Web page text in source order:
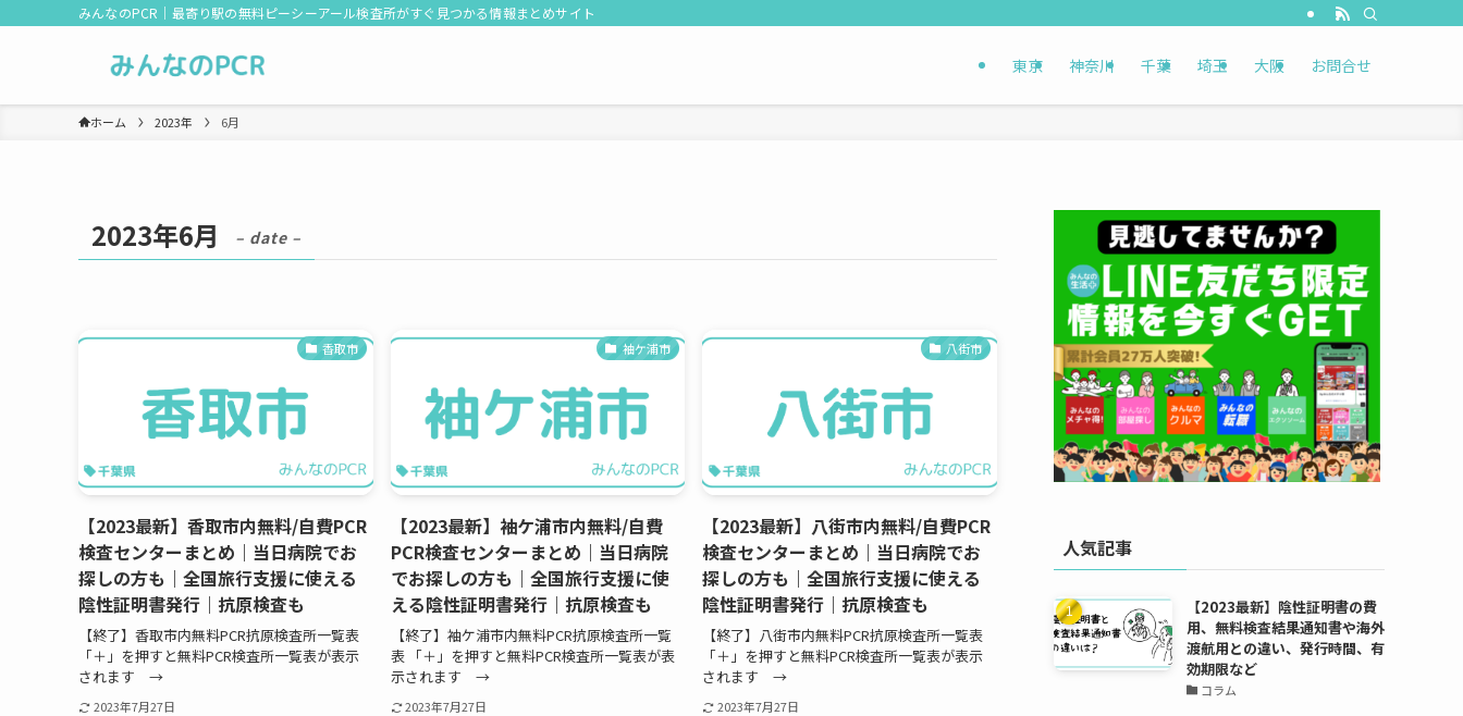
みんなのPCR｜最寄り駅の無料ピーシーアール検査所がすぐ見つかる情報まとめサイト
東京 神奈川 千葉 埼玉 大阪 お問合せ
ホーム 2023年 6月
2023年6月 – date –
香取市
【2023最新】香取市内無料/自費PCR
検査センターまとめ｜当日病院でお
探しの方も｜全国旅行支援に使える
陰性証明書発行｜抗原検査も
【終了】香取市内無料PCR抗原検査所一覧表
「＋」を押すと無料PCR検査所一覧表が表示
されます →
2023年7月27日
袖ケ浦市
【2023最新】袖ケ浦市内無料/自費
PCR検査センターまとめ｜当日病院
でお探しの方も｜全国旅行支援に使
える陰性証明書発行｜抗原検査も
【終了】袖ケ浦市内無料PCR抗原検査所一覧
表 「＋」を押すと無料PCR検査所一覧表が表
示されます →
2023年7月27日
八街市
【2023最新】八街市内無料/自費PCR
検査センターまとめ｜当日病院でお
探しの方も｜全国旅行支援に使える
陰性証明書発行｜抗原検査も
【終了】八街市内無料PCR抗原検査所一覧表
「＋」を押すと無料PCR検査所一覧表が表示
されます →
2023年7月27日
人気記事
【2023最新】陰性証明書の費
用、無料検査結果通知書や海外
渡航用との違い、発行時間、有
効期限など
コラム